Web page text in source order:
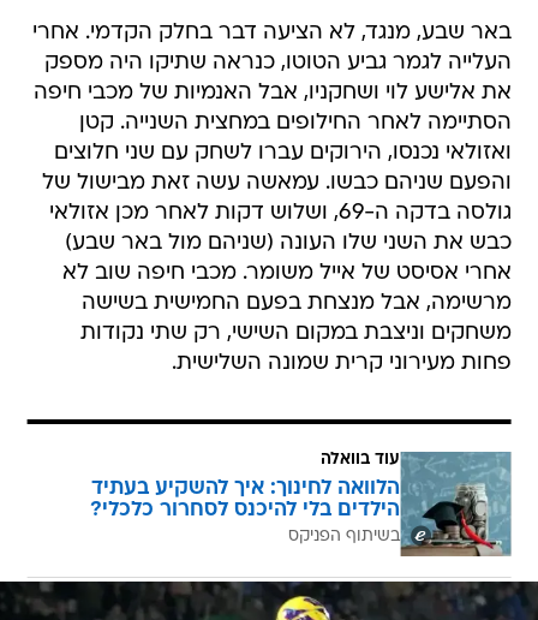
באר שבע, מנגד, לא הציעה דבר בחלק הקדמי. אחרי
העלייה לגמר גביע הטוטו, כנראה שתיקו היה מספק
את אלישע לוי ושחקניו, אבל האנמיות של מכבי חיפה
הסתיימה לאחר החילופים במחצית השנייה. קטן
ואזולאי נכנסו, הירוקים עברו לשחק עם שני חלוצים
והפעם שניהם כבשו. עמאשה עשה זאת מבישול של
גולסה בדקה ה-69, ושלוש דקות לאחר מכן אזולאי
כבש את השני שלו העונה (שניהם מול באר שבע)
אחרי אסיסט של אייל משומר. מכבי חיפה שוב לא
מרשימה, אבל מנצחת בפעם החמישית בשישה
משחקים וניצבת במקום השישי, רק שתי נקודות
פחות מעירוני קרית שמונה השלישית.
עוד בוואלה
הלוואה לחינוך: איך להשקיע בעתיד
הילדים בלי להיכנס לסחרור כלכלי?
בשיתוף הפניקס